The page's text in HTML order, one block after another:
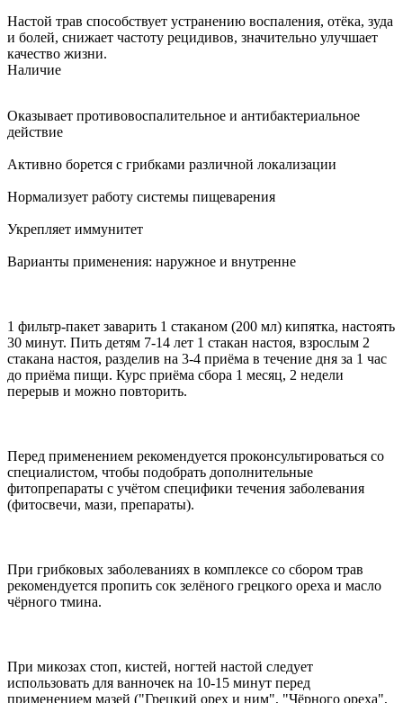
Настой трав способствует устранению воспаления, отёка, зуда
и болей, снижает частоту рецидивов, значительно улучшает
качество жизни.
Наличие
Оказывает противовоспалительное и антибактериальное
действие
Активно борется с грибками различной локализации
Нормализует работу системы пищеварения
Укрепляет иммунитет
Варианты применения: наружное и внутренне
1 фильтр-пакет заварить 1 стаканом (200 мл) кипятка, настоять
30 минут. Пить детям 7-14 лет 1 стакан настоя, взрослым 2
стакана настоя, разделив на 3-4 приёма в течение дня за 1 час
до приёма пищи. Курс приёма сбора 1 месяц, 2 недели
перерыв и можно повторить.
Перед применением рекомендуется проконсультироваться со
специалистом, чтобы подобрать дополнительные
фитопрепараты с учётом специфики течения заболевания
(фитосвечи, мази, препараты).
При грибковых заболеваниях в комплексе со сбором трав
рекомендуется пропить сок зелёного грецкого ореха и масло
чёрного тмина.
При микозах стоп, кистей, ногтей настой следует
использовать для ванночек на 10-15 минут перед
применением мазей ("Грецкий орех и ним", "Чёрного ореха",